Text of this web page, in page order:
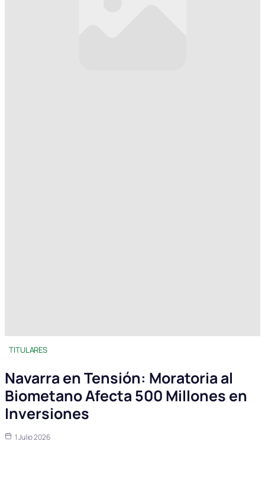
TITULARES
Navarra en Tensión: Moratoria al
Biometano Afecta 500 Millones en
Inversiones
1 Julio 2026